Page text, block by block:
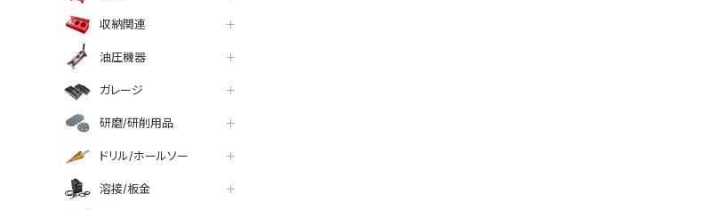
収納関連
油圧機器
ガレージ
研磨/研削用品
ドリル/ホールソー
溶接/板金